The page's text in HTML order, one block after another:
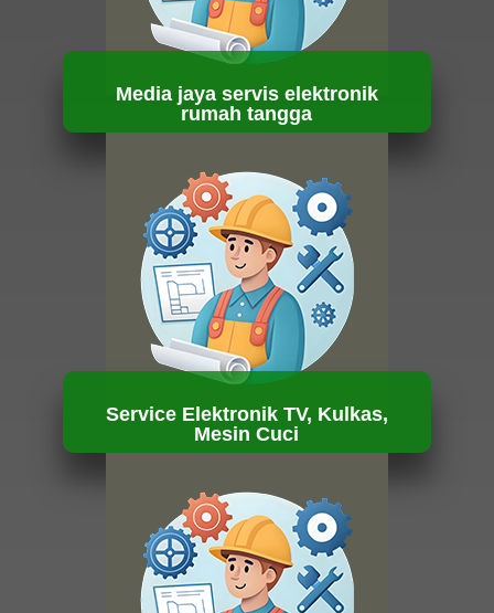
Media jaya servis elektronik
rumah tangga
HUBUNGI KAMI
Service Elektronik TV, Kulkas,
Mesin Cuci
HUBUNGI KAMI